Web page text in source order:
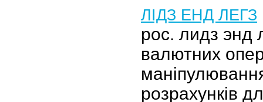
ЛІДЗ ЕНД ЛЕГЗ
рос. лидз энд
валютних
розрахунків